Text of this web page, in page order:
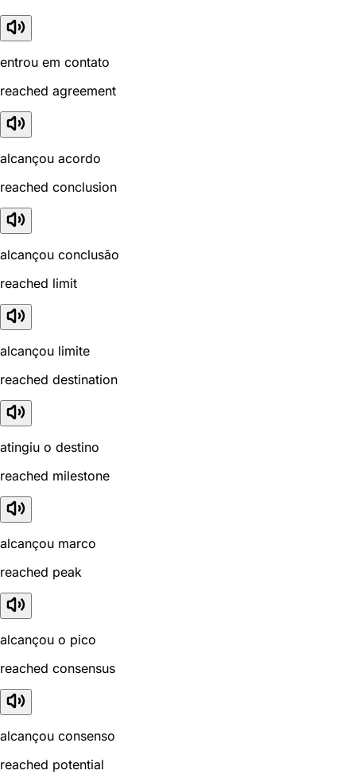
entrou em contato
reached agreement
alcançou acordo
reached conclusion
alcançou conclusão
reached limit
alcançou limite
reached destination
atingiu o destino
reached milestone
alcançou marco
reached peak
alcançou o pico
reached consensus
alcançou consenso
reached potential